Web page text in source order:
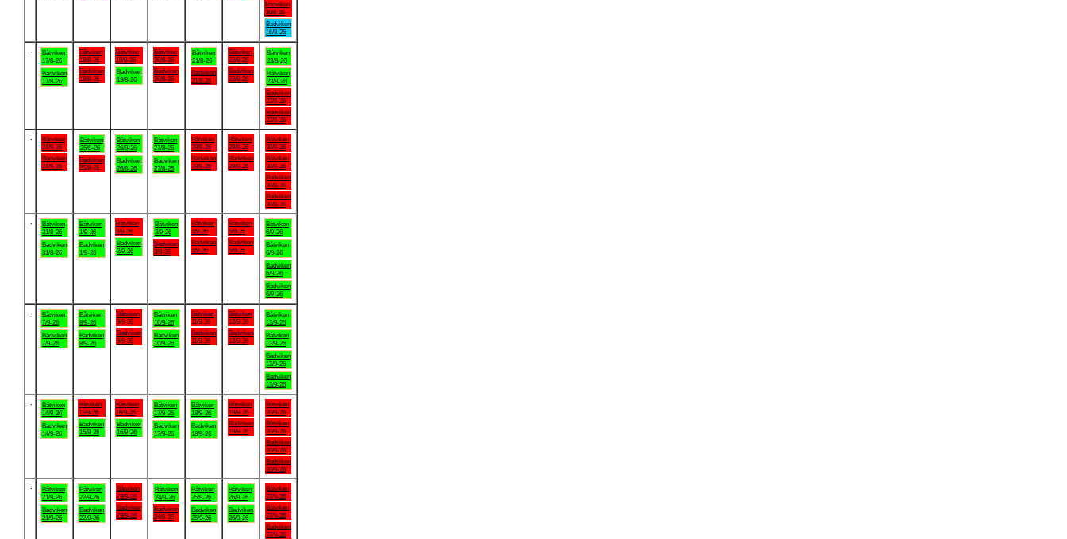
Badviken
16/8-26
Badviken
16/8-26
Båtviken
17/8-26
Badviken
17/8-26
Båtviken
18/8-26
Badviken
18/8-26
Båtviken
19/8-26
Badviken
19/8-26
Båtviken
20/8-26
Badviken
20/8-26
Båtviken
21/8-26
Badviken
21/8-26
Båtviken
22/8-26
Badviken
22/8-26
Båtviken
23/8-26
Båtviken
23/8-26
Badviken
23/8-26
Badviken
23/8-26
Båtviken
24/8-26
Badviken
24/8-26
Båtviken
25/8-26
Badviken
25/8-26
Båtviken
26/8-26
Badviken
26/8-26
Båtviken
27/8-26
Badviken
27/8-26
Båtviken
28/8-26
Badviken
28/8-26
Båtviken
29/8-26
Badviken
29/8-26
Båtviken
30/8-26
Båtviken
30/8-26
Badviken
30/8-26
Badviken
30/8-26
Båtviken
31/8-26
Badviken
31/8-26
Båtviken
1/9-26
Badviken
1/9-26
Båtviken
2/9-26
Badviken
2/9-26
Båtviken
3/9-26
Badviken
3/9-26
Båtviken
4/9-26
Badviken
4/9-26
Båtviken
5/9-26
Badviken
5/9-26
Båtviken
6/9-26
Båtviken
6/9-26
Badviken
6/9-26
Badviken
6/9-26
Båtviken
7/9-26
Badviken
7/9-26
Båtviken
8/9-26
Badviken
8/9-26
Båtviken
9/9-26
Badviken
9/9-26
Båtviken
10/9-26
Badviken
10/9-26
Båtviken
11/9-26
Badviken
11/9-26
Båtviken
12/9-26
Badviken
12/9-26
Båtviken
13/9-26
Båtviken
13/9-26
Badviken
13/9-26
Badviken
13/9-26
Båtviken
14/9-26
Badviken
14/9-26
Båtviken
15/9-26
Badviken
15/9-26
Båtviken
16/9-26
Badviken
16/9-26
Båtviken
17/9-26
Badviken
17/9-26
Båtviken
18/9-26
Badviken
18/9-26
Båtviken
19/9-26
Badviken
19/9-26
Båtviken
20/9-26
Båtviken
20/9-26
Badviken
20/9-26
Badviken
20/9-26
Båtviken
21/9-26
Badviken
21/9-26
Båtviken
22/9-26
Badviken
22/9-26
Båtviken
23/9-26
Badviken
23/9-26
Båtviken
24/9-26
Badviken
24/9-26
Båtviken
25/9-26
Badviken
25/9-26
Båtviken
26/9-26
Badviken
26/9-26
Båtviken
27/9-26
Båtviken
27/9-26
Badviken
27/9-26